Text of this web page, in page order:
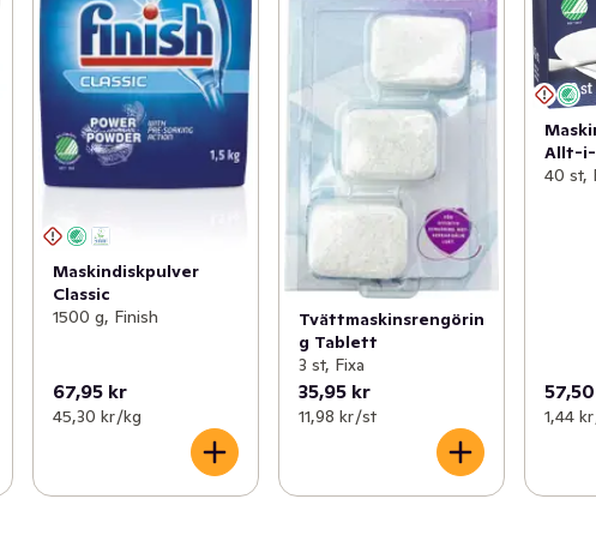
Maskindiskpulver
Classic
1500 g, Finish
67,95 kr
45,30 kr /kg
Tvättmaskinsrengörin
g Tablett
3 st, Fixa
35,95 kr
11,98 kr /st
Allt-
40 st,
1,44